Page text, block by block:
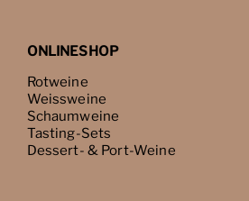
ONLINESHOP
Rotweine
Weissweine
Schaumweine
Tasting-Sets
Dessert- & Port-Weine